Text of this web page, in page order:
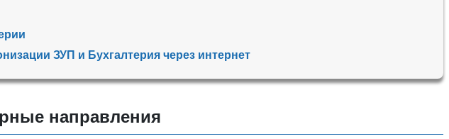
ЗУП и Бухгалтерия через интернет
направления